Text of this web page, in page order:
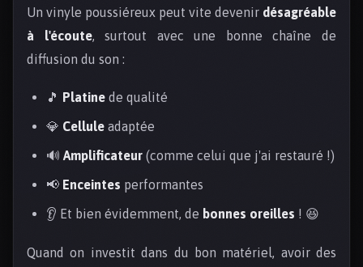
Un vinyle poussiéreux peut vite devenir désagréable
à l'écoute, surtout avec une bonne chaîne de
diffusion du son :
🎵 Platine de qualité
💎 Cellule adaptée
🔊 Amplificateur (comme celui que j'ai restauré !)
📢 Enceintes performantes
👂 Et bien évidemment, de bonnes oreilles ! 😆
Quand on investit dans du bon matériel, avoir des